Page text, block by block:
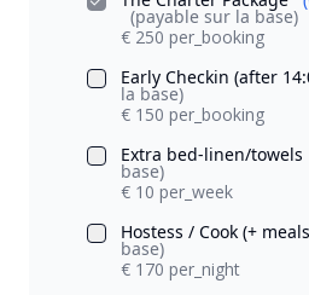
(payable sur la base)
€ 250 per_booking
Early Checkin (after
la base)
€ 150 per_booking
Extra bed-linen/towels
base)
€ 10 per_week
Hostess / Cook (+
base)
€ 170 per_night